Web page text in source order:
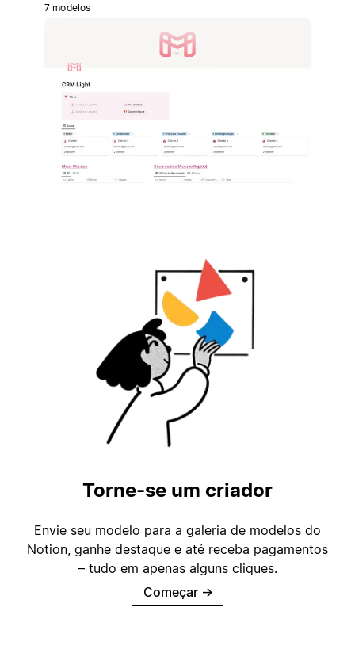
7 modelos
Torne-se um criador
Envie seu modelo para a galeria de modelos do
Notion, ganhe destaque e até receba pagamentos
– tudo em apenas alguns cliques.
Começar →